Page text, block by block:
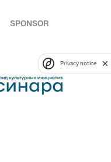
SPONSOR
Privacy notice